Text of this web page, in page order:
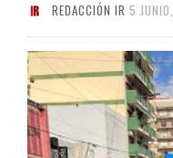
REDACCIÓN IR 5